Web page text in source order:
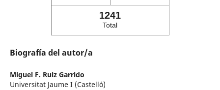
1241
Total
Biografía del autor/a
Miguel F. Ruiz Garrido
Universitat Jaume I (Castelló)